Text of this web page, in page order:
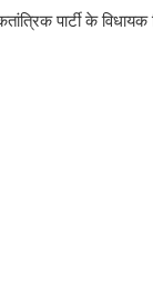
पार्टी के